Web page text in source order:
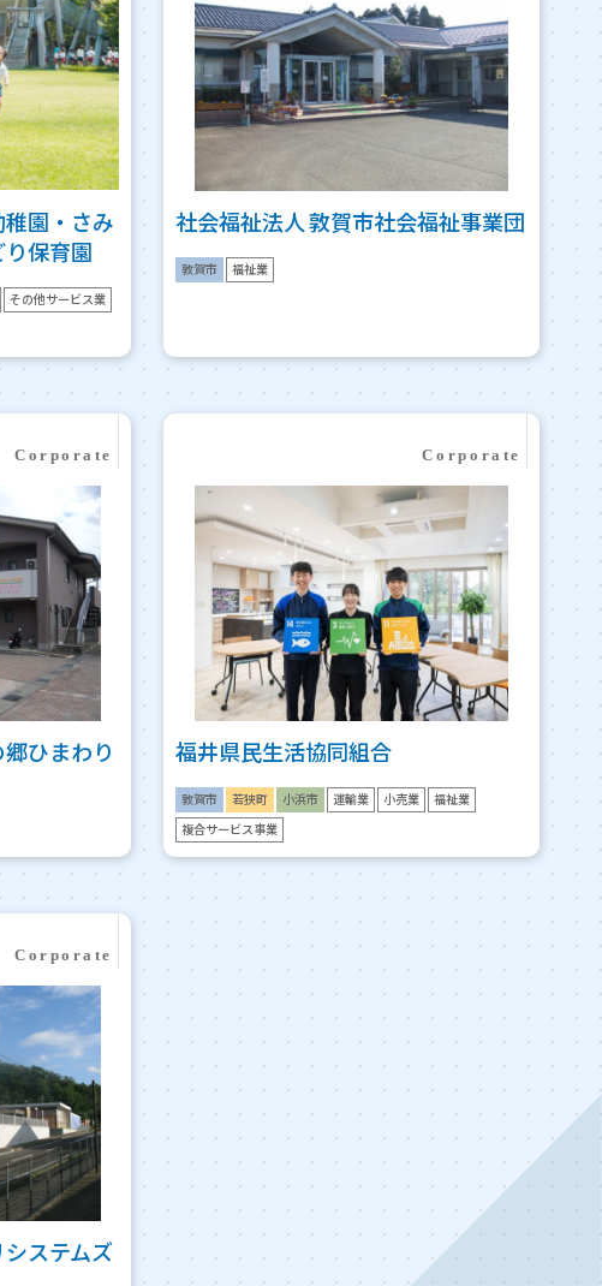
園・さみ
保育園
その他サービス業
社会福祉法人 敦賀市社会福祉事業団
敦賀市 福祉業
ひまわり
福井県民生活協同組合
敦賀市 若狭町 小浜市 運輸業 小売業 福祉業
複合サービス事業
ステムズ